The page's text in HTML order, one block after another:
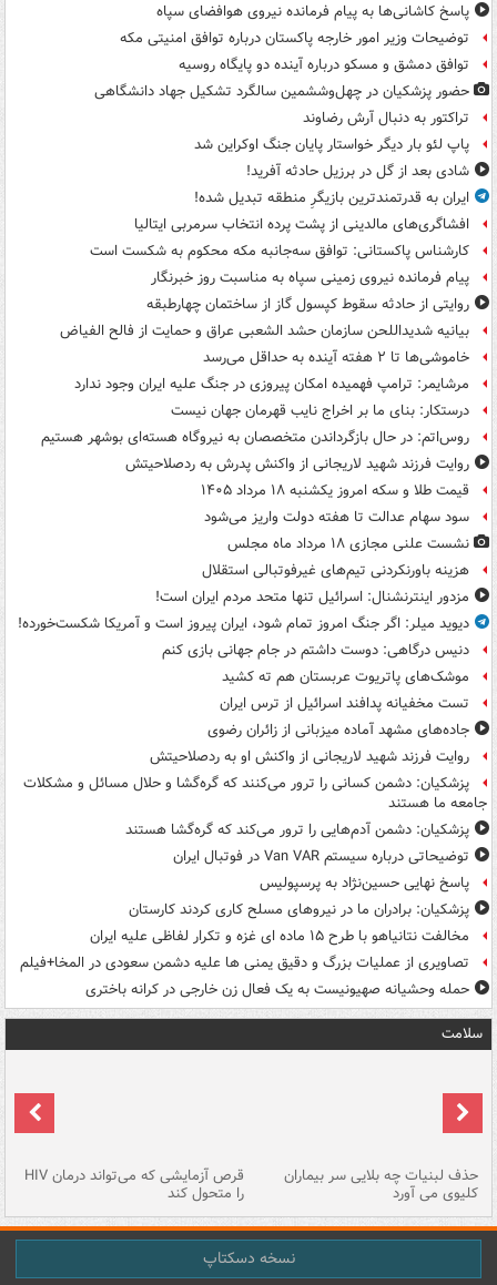
پاسخ کاشانی‌ها به پیام فرمانده نیروی هوافضای سپاه
توضیحات وزیر امور خارجه پاکستان درباره توافق امنیتی مکه
توافق دمشق و مسکو درباره آینده دو پایگاه روسیه
حضور پزشکیان در چهل‌وششمین سالگرد تشکیل جهاد دانشگاهی
تراکتور به دنبال آرش رضاوند
پاپ لئو بار دیگر خواستار پایان جنگ اوکراین شد
شادی بعد از گل در برزیل حادثه آفرید!
ایران به قدرتمندترین بازیگرِ منطقه تبدیل شده!
افشاگری‌های مالدینی از پشت پرده انتخاب سرمربی ایتالیا
کارشناس پاکستانی: توافق سه‌جانبه مکه محکوم به شکست است
پیام فرمانده نیروی زمینی سپاه به مناسبت روز خبرنگار
روایتی از حادثه سقوط کپسول گاز از ساختمان چهارطبقه
بیانیه شدیداللحن سازمان حشد الشعبی عراق و حمایت از فالح الفیاض
خاموشی‌ها تا ۲ هفته آینده به حداقل می‌رسد
مرشایمر: ترامپ فهمیده امکان پیروزی در جنگ علیه ایران وجود ندارد
درستکار: بنای ما بر اخراج نایب قهرمان جهان نیست
روس‌اتم: در حال بازگرداندن متخصصان به نیروگاه هسته‌ای بوشهر هستیم
روایت فرزند شهید لاریجانی از واکنش پدرش به ردصلاحیتش
قیمت طلا و سکه امروز یکشنبه ۱۸ مرداد ۱۴۰۵
سود سهام عدالت تا هفته دولت واریز می‌شود
نشست علنی مجازی ۱۸ مرداد ماه مجلس
هزینه باورنکردنی تیم‌های غیرفوتبالی استقلال
مزدور اینترنشنال: اسرائیل تنها متحد مردم ایران است!
دیوید میلر: اگر جنگ امروز تمام شود، ایران پیروز است و آمریکا شکست‌خورده!
دنیس درگاهی: دوست داشتم در جام جهانی بازی کنم
موشک‌های پاتریوت عربستان هم ته‌ کشید
تست مخفیانه پدافند اسرائیل از ترس ایران
جاده‌های مشهد آماده میزبانی از زائران رضوی
روایت فرزند شهید لاریجانی از واکنش او به ردصلاحیتش
پزشکیان: دشمن کسانی را ترور می‌کنند که گره‌گشا و حلال مسائل و مشکلات
جامعه ما هستند
پزشکیان: دشمن آدم‌هایی را ترور می‌کند که گره‌گشا هستند
توضیحاتی درباره سیستم Van VAR در فوتبال ایران
پاسخ نهایی حسین‌نژاد به پرسپولیس
پزشکیان: برادران ما در نیروهای مسلح کاری کردند کارستان
مخالفت نتانیاهو با طرح ۱۵ ماده ای غزه و تکرار لفاظی علیه ایران
تصاویری از عملیات بزرگ و دقیق یمنی ها علیه دشمن سعودی در المخا+فیلم
حمله وحشیانه صهیونیست به یک فعال زن خارجی در کرانه باختری
سلامت
حذف لبنیات چه بلایی سر بیماران
کلیوی می آورد
قرص آزمایشی که می‌تواند درمان HIV
را متحول کند
نسخه دسکتاپ